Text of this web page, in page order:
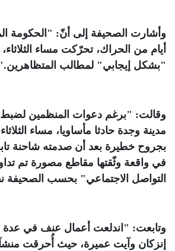
وأشارت الصحيفة إلى أنّ: "الحكومة
أيام من الحراك، تحرّكت مساء
"بشكل إيجابي" لمطالب المتظاهرين
وقالت: "برغم دعوات المنظمين
مدينة وجدة حادثا مأساويا، مساء
بجروح خطيرة بعد أن صدمته شاحنة
في واقعة وثّقتها مقاطع مصورة تم
التواصل الاجتماعي" بحسب الصحيفة
وتابعت: "اندلعت أعمال عنف في عدة
إنزكان وآيت عميرة، حيث أُحرقت